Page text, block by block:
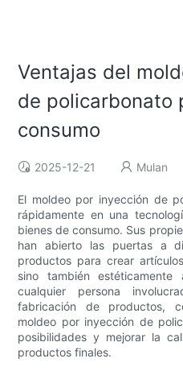
Ventajas del
de policarbonato
consumo
2025-12-21 Mulan
El moldeo por inyección de
rápidamente en una
bienes de consumo. Sus
han abierto las puertas a
productos para crear
sino también
cualquier persona
fabricación de productos,
moldeo por inyección de
posibilidades y mejorar la
productos finales.